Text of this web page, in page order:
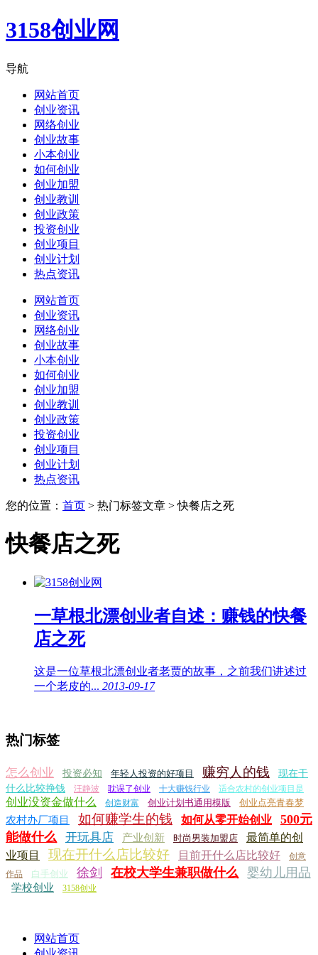
3158创业网
导航
网站首页
创业资讯
网络创业
创业故事
小本创业
如何创业
创业加盟
创业教训
创业政策
投资创业
创业项目
创业计划
热点资讯
网站首页
创业资讯
网络创业
创业故事
小本创业
如何创业
创业加盟
创业教训
创业政策
投资创业
创业项目
创业计划
热点资讯
您的位置： 首页 > 热门标签文章 > 快餐店之死
快餐店之死
一草根北漂创业者自述：赚钱的快餐
店之死
这是一位草根北漂创业者老贾的故事，之前我们讲述过
一个老皮的... 2013-09-17
热门标签
怎么创业 投资必知 年轻人投资的好项目 赚穷人的钱
现在干
什么比较挣钱
汪静波 耽误了创业 十大赚钱行业 适合农村的创业项目是
创业没资金做什么 创造财富 创业计划书通用模版 创业点亮青春梦
农村办厂项目 如何赚学生的钱 如何从零开始创业
500元
能做什么
开玩具店 产业创新 时尚男装加盟店
最简单的创
业项目
现在开什么店比较好 目前开什么店比较好
创意
作品
白手创业 徐剑 在校大学生兼职做什么 婴幼儿用品
学校创业 3158创业
网站首页